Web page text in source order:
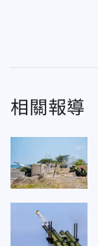
相關報導